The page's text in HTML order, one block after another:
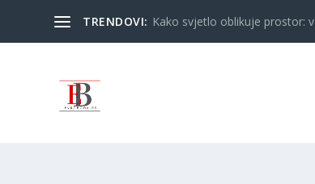
TRENDOVI: Kako svjetlo oblikuje prostor: